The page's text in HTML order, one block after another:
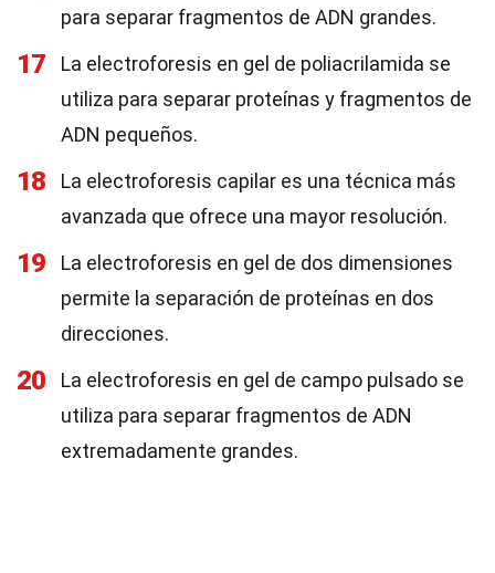
para separar fragmentos de ADN grandes.
17
La electroforesis en gel de poliacrilamida se
utiliza para separar proteínas y fragmentos de
ADN pequeños.
18
La electroforesis capilar es una técnica más
avanzada que ofrece una mayor resolución.
19
La electroforesis en gel de dos dimensiones
permite la separación de proteínas en dos
direcciones.
20
La electroforesis en gel de campo pulsado se
utiliza para separar fragmentos de ADN
extremadamente grandes.